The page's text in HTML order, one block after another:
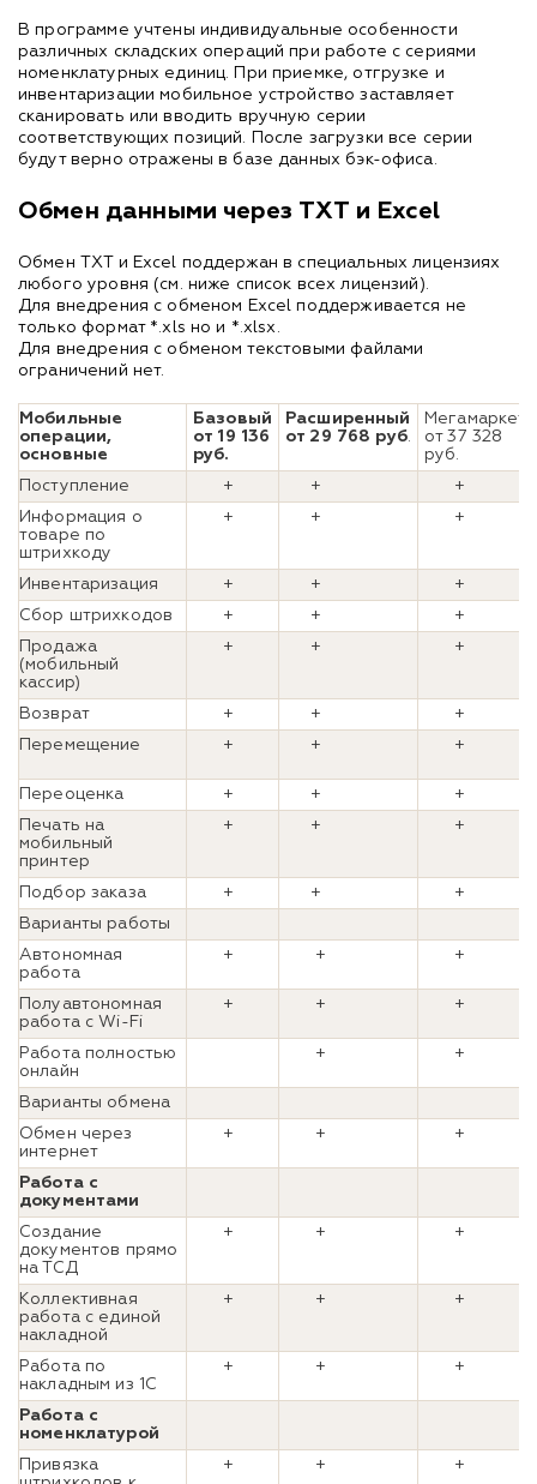
В программе учтены индивидуальные особенности
различных складских операций при работе с сериями
номенклатурных единиц. При приемке, отгрузке и
инвентаризации мобильное устройство заставляет
сканировать или вводить вручную серии
соответствующих позиций. После загрузки все серии
будут верно отражены в базе данных бэк-офиса.
Обмен данными через TXT и Excel
Обмен TXT и Excel поддержан в специальных лицензиях
любого уровня (см. ниже список всех лицензий).
Для внедрения с обменом Excel поддерживается не
только формат *.xls но и *.xlsx.
Для внедрения с обменом текстовыми файлами
ограничений нет.
Мобильные
операции,
основные
Базовый
от 19 136
руб.
Расширенный
от 29 768 руб.
Мегамаркет
от 37 328
руб.
Поступление
+ +
+
Информация о
товаре по
штрихкоду
+ + +
Инвентаризация + +
+
Сбор штрихкодов
+ +
+
Продажа
(мобильный
кассир)
+ + +
Возврат + +
+
Перемещение
+ + +
Переоценка + +
+
Печать на
мобильный
принтер
+ + +
Подбор заказа + +
+
Варианты работы
Автономная
работа
+ + +
Полуавтономная
работа с Wi-Fi
+ + +
Работа полностью
онлайн
+ +
Варианты обмена
Обмен через
интернет
+ + +
Работа с
документами
Создание
документов прямо
на ТСД
+ + +
Коллективная
работа с единой
накладной
+ + +
Работа по
накладным из 1С
+ + +
Работа с
номенклатурой
Привязка
+ + +